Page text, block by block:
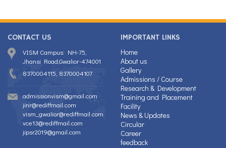
CONTACT US
VISM Campus: NH-75,
Jhansi Road,Gwalior-474001
8370004115, 8370004107
admissionvism@gmail.com
jinr@rediffmail.com
vism_gwalior@rediffmail.com
vce13@rediffmail.com
jipsr2019@gmail.com
IMPORTANT LINKS
Home
About us
Gallery
Admissions / Course
Research & Development
Training and Placement
Facility
News & Updates
Circular
Career
feedback